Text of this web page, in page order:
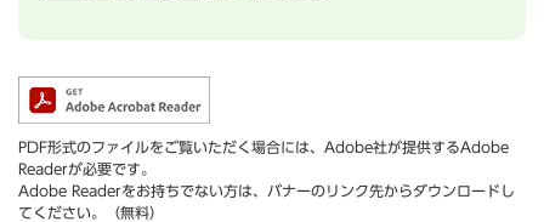
PDF形式のファイルをご覧いただく場合には、Adobe社が提供するAdobe
Readerが必要です。
Adobe Readerをお持ちでない方は、バナーのリンク先からダウンロードし
てください。（無料）